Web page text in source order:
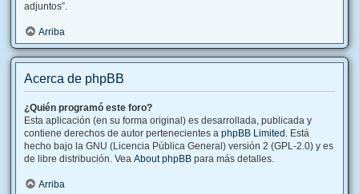
adjuntos”.
Arriba
Acerca de phpBB
¿Quién programó este foro?
Esta aplicación (en su forma original) es desarrollada, publicada y
contiene derechos de autor pertenecientes a phpBB Limited . Está
hecho bajo la GNU (Licencia Pública General) versión 2 (GPL-2.0) y es
de libre distribución. Vea About phpBB para más detalles.
Arriba